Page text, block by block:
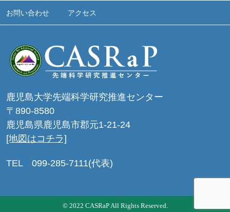
鹿児島大学先端科学研究推進センター
お問い合わせ アクセス
鹿児島大学先端科学研究推進センター
〒890-8580
鹿児島県鹿児島市郡元1-21-24
[地図はコチラ]
TEL 099-285-7111(代表)
© 2022 CASRaP All Rights Reserved.